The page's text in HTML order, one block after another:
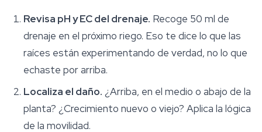
Revisa pH y EC del drenaje. Recoge 50 ml de
drenaje en el próximo riego. Eso te dice lo que las
raíces están experimentando de verdad, no lo que
echaste por arriba.
Localiza el daño. ¿Arriba, en el medio o abajo de la
planta? ¿Crecimiento nuevo o viejo? Aplica la lógica
de la movilidad.